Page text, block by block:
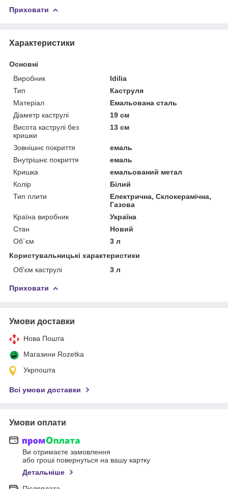
Приховати
Характеристики
Основні
Виробник
Idilia
Тип
Каструля
Матеріал
Емальована сталь
Діаметр каструлі
19 см
Висота каструлі без
кришки
13 см
Зовнішнє покриття
емаль
Внутрішнє покриття
емаль
Кришка
емальований метал
Колір
Білий
Тип плити
Електрична, Склокерамічна,
Газова
Країна виробник
Україна
Стан
Новий
Об`єм
3 л
Користувальницькі характеристики
Об'єм каструлі
3 л
Приховати
Умови доставки
Нова Пошта
Магазини Rozetka
Укрпошта
Всі умови доставки
Умови оплати
Ви отримаєте замовлення
або гроші повернуться на вашу картку
Детальніше